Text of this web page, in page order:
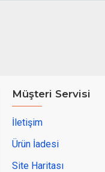
Müşteri Servisi
İletişim
Ürün İadesi
Site Haritası